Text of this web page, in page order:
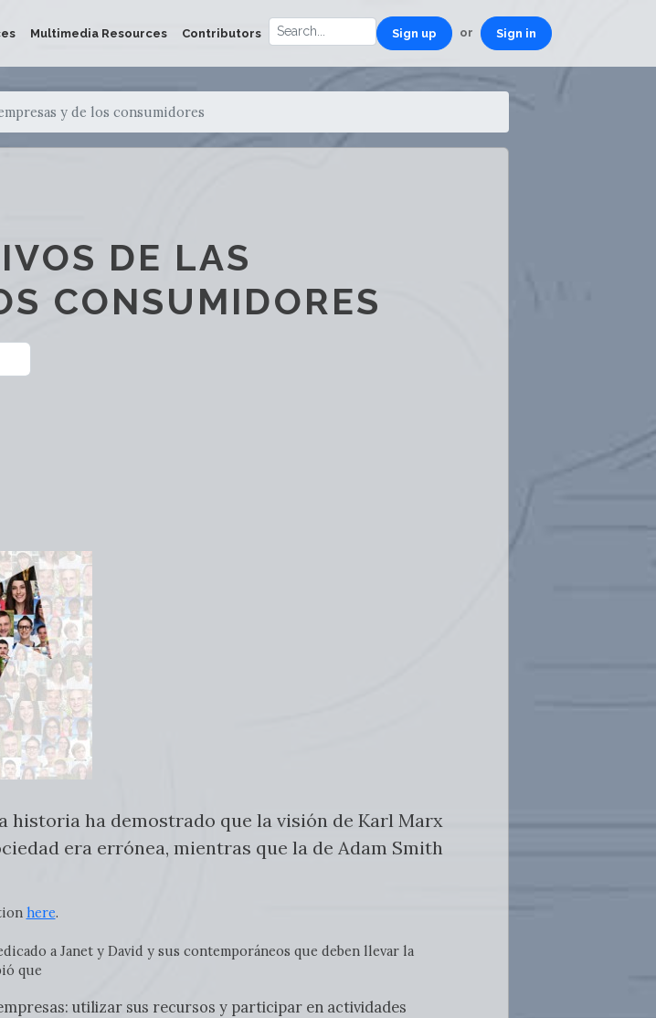
Multimedia Resources Contributors Sign up or Sign in
y de los consumidores
DE LAS
CONSUMIDORES
historia ha demostrado que la visión de Karl Marx
era errónea, mientras que la de Adam Smith
here.
a Janet y David y sus contemporáneos que deben llevar la
que
utilizar sus recursos y participar en actividades